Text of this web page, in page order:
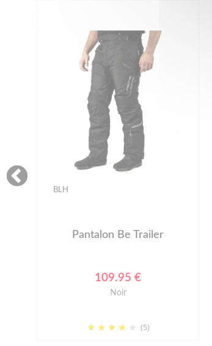
IXON
Pantalon VIDAR PT
180.00 €
grege/vert tactique/rouge